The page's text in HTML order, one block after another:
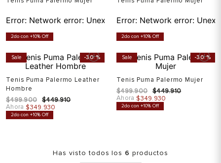
Error: Network error: Unexpected token T in JSON at
2do con +10% Off
Error: Network error:
2do con +10% Off
Sale -30 %
Tenis Puma Palermo Leather
Hombre
$499.900 $449.910
Ahora $349.930
2do con +10% Off
Sale -30 %
Tenis Puma Palermo Mujer
$499.900 $449.910
Ahora $349.930
2do con +10% Off
Has visto todos los 6 productos